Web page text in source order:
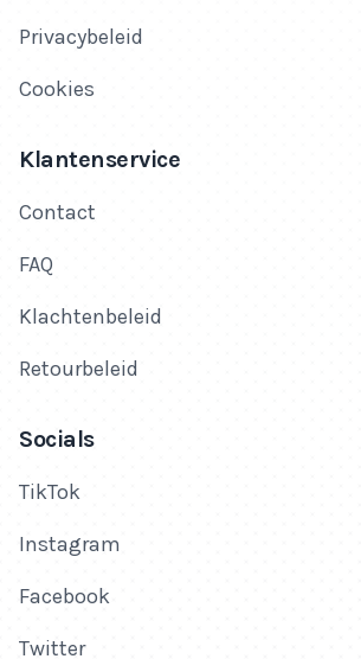
Privacybeleid
Cookies
Klantenservice
Contact
FAQ
Klachtenbeleid
Retourbeleid
Socials
TikTok
Instagram
Facebook
Twitter